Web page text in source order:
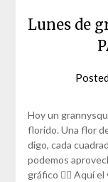
Lunes de
Hoy un
florido. Una flor
digo, cada
podemos
gráfico 👇🏼 Aquí el